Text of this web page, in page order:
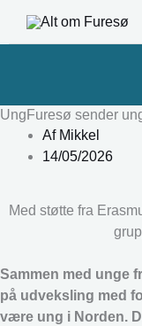
UngFuresø sender
AfMikkel
14/05/2026
Med støtte fra
Sammen med unge
på udveksling med
være ung i Norden.